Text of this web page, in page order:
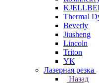
Thermal
Beverly
Jiusheng
Lincoln
Triton
YK
Лазерная резка
Назад